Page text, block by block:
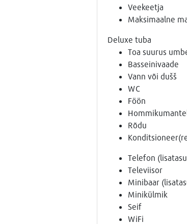
Veekeetja
Maksimaalne
Deluxe tuba
Toa suurus
Basseinivaade
Vann või dušš
WC
Föön
Rõdu
Telefon
Televiisor
Minibaar
Minikülmik
Seif
WiFi